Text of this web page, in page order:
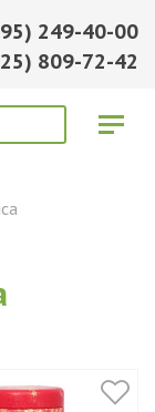
249-40-00
809-72-42